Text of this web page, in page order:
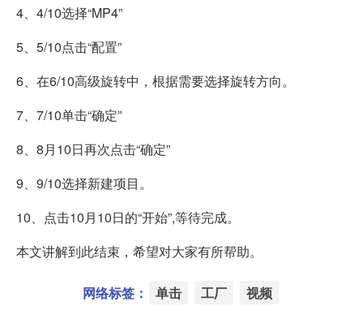
4、4/10选择“MP4”
5、5/10点击“配置”
6、在6/10高级旋转中，根据需要选择旋转方向。
7、7/10单击“确定”
8、8月10日再次点击“确定”
9、9/10选择新建项目。
10、点击10月10日的“开始”,等待完成。
本文讲解到此结束，希望对大家有所帮助。
网络标签： 单击 工厂 视频